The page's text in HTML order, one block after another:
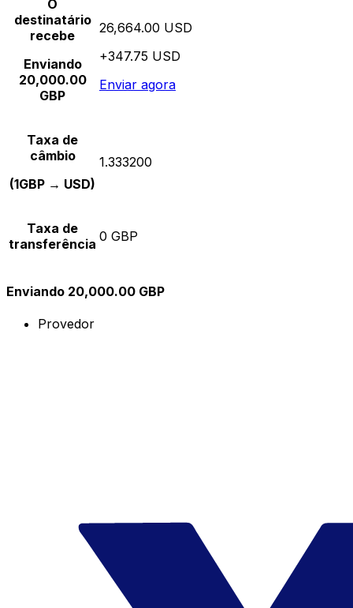
O
destinatário
recebe
Enviando
20,000.00
GBP
26,664.00 USD
+347.75 USD
Enviar agora
Taxa de
câmbio
(1GBP → USD)
1.333200
Taxa de
transferência 0 GBP
Enviando 20,000.00 GBP
Provedor